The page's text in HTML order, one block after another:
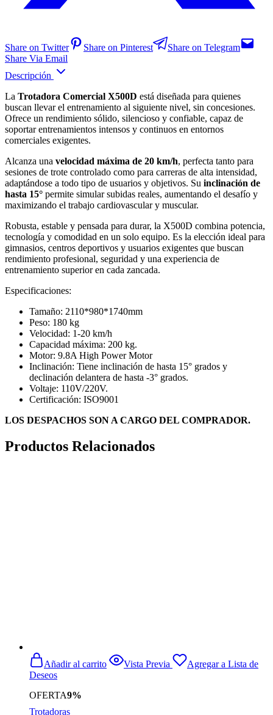
Share on Twitter Share on Pinterest
Share on Telegram
Share Via Email
Descripción
La Trotadora Comercial X500D está diseñada para quienes
buscan llevar el entrenamiento al siguiente nivel, sin concesiones.
Ofrece un rendimiento sólido, silencioso y confiable, capaz de
soportar entrenamientos intensos y continuos en entornos
comerciales exigentes.
Alcanza una velocidad máxima de 20 km/h, perfecta tanto para
sesiones de trote controlado como para carreras de alta intensidad,
adaptándose a todo tipo de usuarios y objetivos. Su inclinación de
hasta 15° permite simular subidas reales, aumentando el desafío y
maximizando el trabajo cardiovascular y muscular.
Robusta, estable y pensada para durar, la X500D combina potencia,
tecnología y comodidad en un solo equipo. Es la elección ideal para
gimnasios, centros deportivos y usuarios exigentes que buscan
rendimiento profesional, seguridad y una experiencia de
entrenamiento superior en cada zancada.
Especificaciones:
Tamaño: 2110*980*1740mm
Peso: 180 kg
Velocidad: 1-20 km/h
Capacidad máxima: 200 kg.
Motor: 9.8A High Power Motor
Inclinación: Tiene inclinación de hasta 15° grados y
declinación delantera de hasta -3° grados.
Voltaje: 110V/220V.
Certificación: ISO9001
LOS DESPACHOS SON A CARGO DEL COMPRADOR.
Productos Relacionados
OFERTA9%
Añadir al carrito Vista Previa
Agregar a Lista de
Deseos
Trotadoras